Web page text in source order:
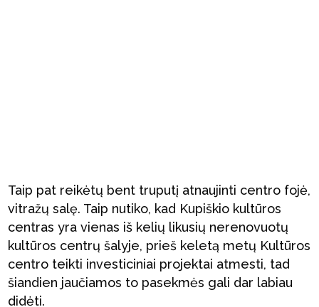
Taip pat reikėtų bent truputį atnaujinti centro fojė,
vitražų salę. Taip nutiko, kad Kupiškio kultūros
centras yra vienas iš kelių likusių nerenovuotų
kultūros centrų šalyje, prieš keletą metų Kultūros
centro teikti investiciniai projektai atmesti, tad
šiandien jaučiamos to pasekmės gali dar labiau
didėti.